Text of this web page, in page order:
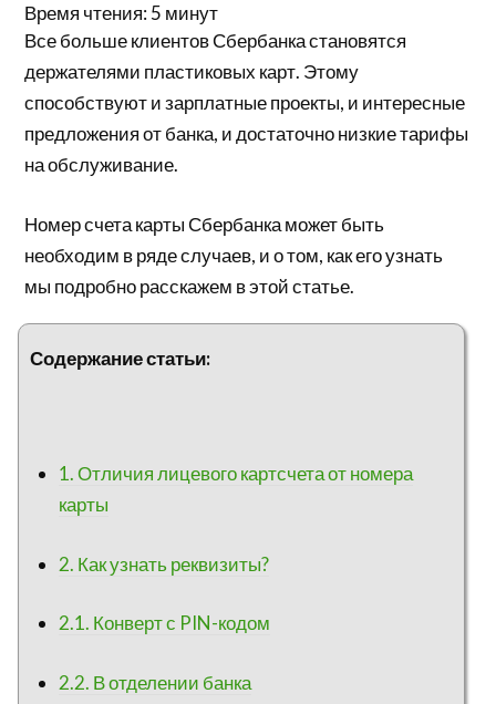
Время чтения:5 минут
Все больше клиентов Сбербанка становятся
держателями пластиковых карт. Этому
способствуют и зарплатные проекты, и интересные
предложения от банка, и достаточно низкие тарифы
на обслуживание.
Номер счета карты Сбербанка может быть
необходим в ряде случаев, и о том, как его узнать
мы подробно расскажем в этой статье.
Содержание статьи:
1. Отличия лицевого картсчета от номера
карты
2. Как узнать реквизиты?
2.1. Конверт с PIN-кодом
2.2. В отделении банка